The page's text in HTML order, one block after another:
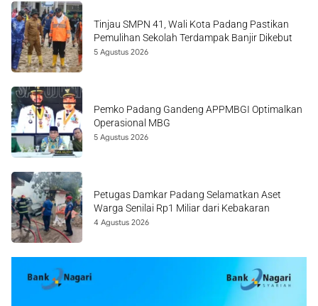
Tinjau SMPN 41, Wali Kota Padang Pastikan
Pemulihan Sekolah Terdampak Banjir Dikebut
5 Agustus 2026
Pemko Padang Gandeng APPMBGI Optimalkan
Operasional MBG
5 Agustus 2026
Petugas Damkar Padang Selamatkan Aset
Warga Senilai Rp1 Miliar dari Kebakaran
4 Agustus 2026